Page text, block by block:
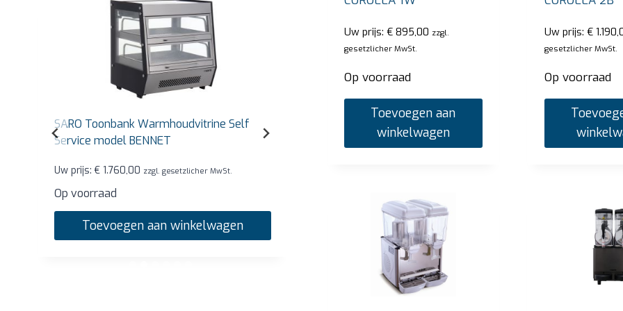
Uw prijs:€ 895,00 zzgl.
gesetzlicher MwSt.
Op voorraad
Toevoegen aan
winkelwagen
Uw prijs: €
gesetzlicher MwSt.
Op voorraad
SARO Toonbank Warmhoudvitrine Self
Service model BENNET
Uw prijs: €1.760,00 zzgl. gesetzlicher MwSt.
Op voorraad
Toevoegen aan winkelwagen
SARO Bain Marie Trolley modell BT-3
Toevoegen aan winkelwagen